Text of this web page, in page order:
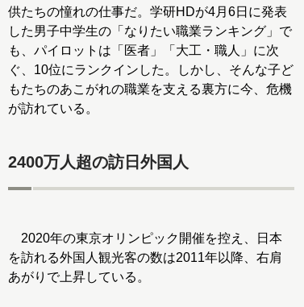
供たちの憧れの仕事だ。学研HDが4月6日に発表
した男子中学生の「なりたい職業ランキング」で
も、パイロットは「医者」「大工・職人」に次
ぐ、10位にランクインした。しかし、そんな子ど
もたちのあこがれの職業を支える裏方に今、危機
が訪れている。
2400万人超の訪日外国人
2020年の東京オリンピック開催を控え、日本
を訪れる外国人観光客の数は2011年以降、右肩
あがりで上昇している。